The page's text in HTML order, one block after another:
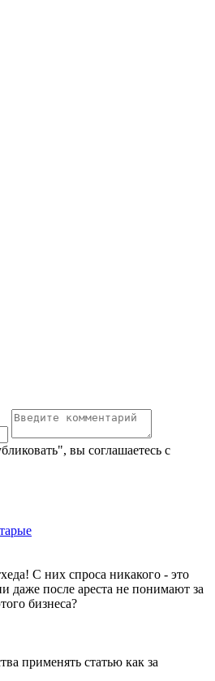
вы соглашаетесь с
С них спроса никакого - это
даже после ареста не понимают за
бизнеса?
применять статью как за